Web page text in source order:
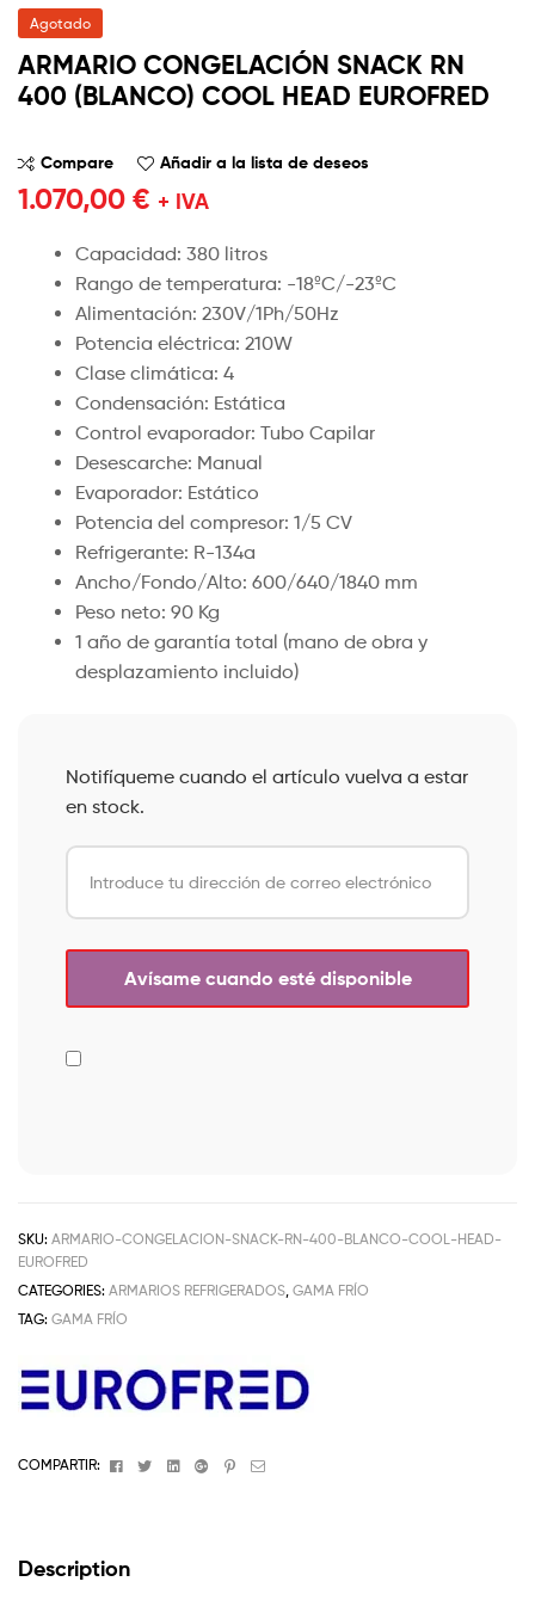
Agotado
ARMARIO CONGELACIÓN SNACK RN
400 (BLANCO) COOL HEAD EUROFRED
Compare Añadir a la lista de deseos
1.070,00 € + IVA
Capacidad: 380 litros
Rango de temperatura: -18ºC/-23ºC
Alimentación: 230V/1Ph/50Hz
Potencia eléctrica: 210W
Clase climática: 4
Condensación: Estática
Control evaporador: Tubo Capilar
Desescarche: Manual
Evaporador: Estático
Potencia del compresor: 1/5 CV
Refrigerante: R-134a
Ancho/Fondo/Alto: 600/640/1840 mm
Peso neto: 90 Kg
1 año de garantía total (mano de obra y
desplazamiento incluido)
Notifíqueme cuando el artículo vuelva a estar
en stock.
SKU: ARMARIO-CONGELACION-SNACK-RN-400-BLANCO-COOL-HEAD-
EUROFRED
CATEGORIES: ARMARIOS REFRIGERADOS, GAMA FRÍO
TAG: GAMA FRÍO
COMPARTIR: FacebookTwitterLinkedinGoogle+Pinterest
Email
Description